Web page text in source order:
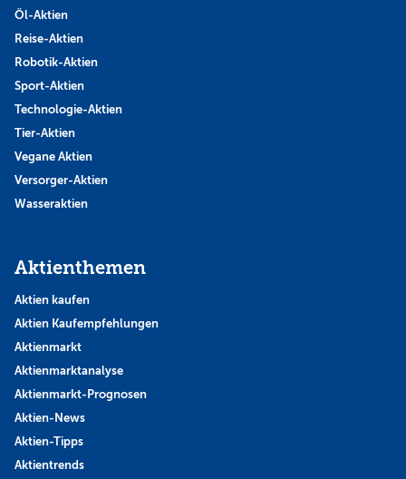
Öl-Aktien
Reise-Aktien
Robotik-Aktien
Sport-Aktien
Technologie-Aktien
Tier-Aktien
Vegane Aktien
Versorger-Aktien
Wasseraktien
Aktienthemen
Aktien kaufen
Aktien Kaufempfehlungen
Aktienmarkt
Aktienmarktanalyse
Aktienmarkt-Prognosen
Aktien-News
Aktien-Tipps
Aktientrends